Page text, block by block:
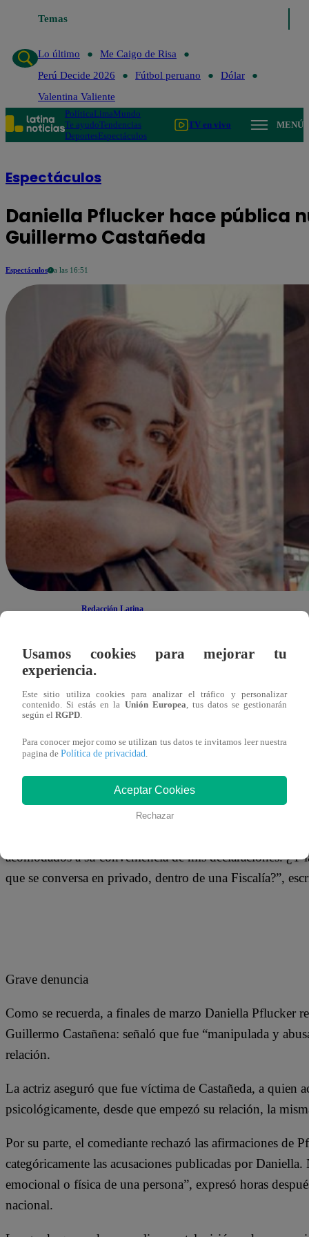
Temas
Lo último
Me Caigo de Risa
Perú Decide 2026
Fútbol peruano
Dólar
Valentina Valiente
PolíticaLimaMundo
Te ayudoTendencias
DeportesEspectáculos
TV en vivo MENÚ
Espectáculos
Daniella Pflucker hace pública
Guillermo Castañeda
Espectáculos a las 16:51
Redacción Latina
Daniella Pflucker, quien hace unas semanas denunció a
psicológico, utilizó su cuenta de Facebook para hacer
testimonio que dio ante Fiscalía.
En esta oportunidad, Daniella Pflucker, denunció al
testimonio que dio ella ante Fiscalía.
acomodados a su conveniencia de mis declaraciones.
que se conversa en privado, dentro de una Fiscalía?”,
Grave denuncia
Como se recuerda, a finales de marzo Daniella Pflucker
Guillermo Castañena: señaló que fue “manipulada y
relación.
La actriz aseguró que fue víctima de Castañeda, a quien
psicológicamente, desde que empezó su relación, la
Por su parte, el comediante rechazó las afirmaciones de
categóricamente las acusaciones publicadas por
emocional o física de una persona”, expresó horas
nacional.
Usamos cookies para mejorar tu
experiencia.
Este sitio utiliza cookies para analizar el tráfico y personalizar
contenido. Si estás en la Unión Europea , tus datos se gestionarán
según el RGPD
Para conocer mejor como se utilizan tus datos te invitamos leer nuestra
pagina de Política de privacidad
Aceptar Cookies
Rechazar